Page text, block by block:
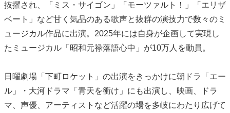
抜擢され、「ミス・サイゴン」「モーツァルト！」「エリザ
ベート」など甘く気品のある歌声と抜群の演技力で数々のミ
ュージカル作品に出演。2025年には自身が企画して実現し
たミュージカル「昭和元禄落語心中」が10万人を動員。
日曜劇場「下町ロケット」の出演をきっかけに朝ドラ「エー
ル」・大河ドラマ「青天を衝け」にも出演し、映画、ドラ
マ、声優、アーティストなど活躍の場を多岐にわたり広げて